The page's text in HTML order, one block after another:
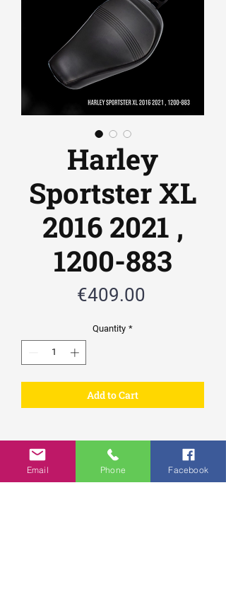
Harley
Sportster XL
2016 2021 ,
1200-883
€409.00Price
Quantity *
Add to Cart
Harley Sportster XL 2016 2021 , 1200-
883
Email Phone Facebook